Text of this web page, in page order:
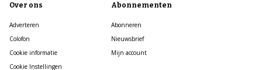
Over ons
Adverteren
Colofon
Cookie informatie
Cookie Instellingen
Abonnementen
Abonneren
Nieuwsbrief
Mijn account